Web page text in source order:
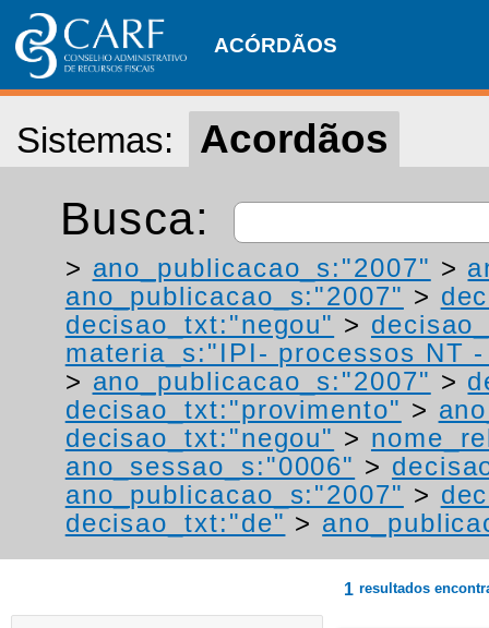
ACÓRDÃOS
Sistemas: Acordãos
Busca:
> ano_publicacao_s:"2007" >
ano_publicacao_s:"2007" >
decisao_txt:"negou" >
materia_s:"IPI- processos NT
> ano_publicacao_s:"2007" >
decisao_txt:"provimento" >
decisao_txt:"negou" >
ano_sessao_s:"0006" >
ano_publicacao_s:"2007" >
decisao_txt:"de" >
1 resultados